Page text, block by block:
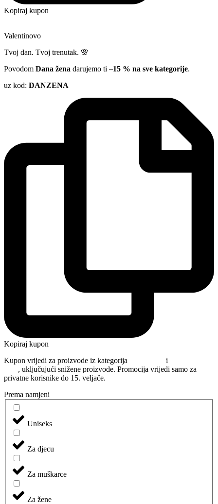
Kopiraj kupon
Valentinovo
Tvoj dan. Tvoj trenutak. 🌸
Povodom Dana žena darujemo ti–15 % na sve kategorije.
uz kod: DANZENA
Kopiraj kupon
Kupon vrijedi za proizvode iz kategorija
i
, uključujući snižene proizvode. Promocija vrijedi samo za
privatne korisnike do 15. veljače.
Prema namjeni
Uniseks
Za djecu
Za muškarce
Za žene